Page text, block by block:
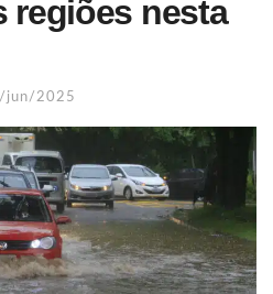
regiões nesta
jun/2025